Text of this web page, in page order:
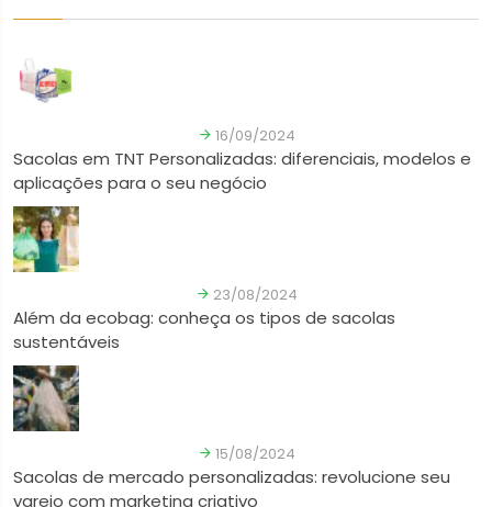
16/09/2024
Sacolas em TNT Personalizadas: diferenciais, modelos e
aplicações para o seu negócio
23/08/2024
Além da ecobag: conheça os tipos de sacolas
sustentáveis
15/08/2024
Sacolas de mercado personalizadas: revolucione seu
varejo com marketing criativo